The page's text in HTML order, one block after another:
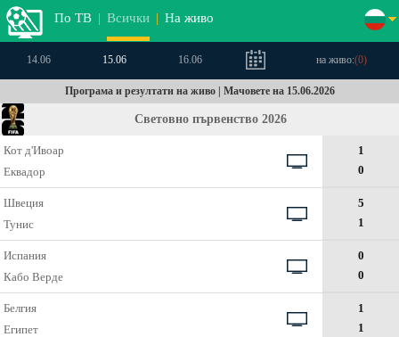
По ТВ | Всички | На живо
14.06 15.06 16.06 на живо:(0)
Програма и резултати на живо | Мачовете на 15.06.2026
Световно първенство 2026
Кот д'Ивоар
Еквадор
1
0
Швеция
Тунис
5
1
Испания
Кабо Верде
0
0
Белгия
Египет
1
1